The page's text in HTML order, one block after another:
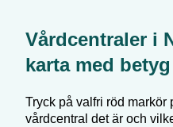
Vårdcentraler i
karta med betyg
Tryck på valfri röd markör
vårdcentral det är och